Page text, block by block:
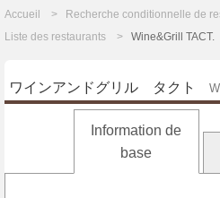
Accueil
Recherche conditionnelle de
Liste des restaurants
Wine&Grill TACT.
ワインアンドグリル タクト
Information de
base